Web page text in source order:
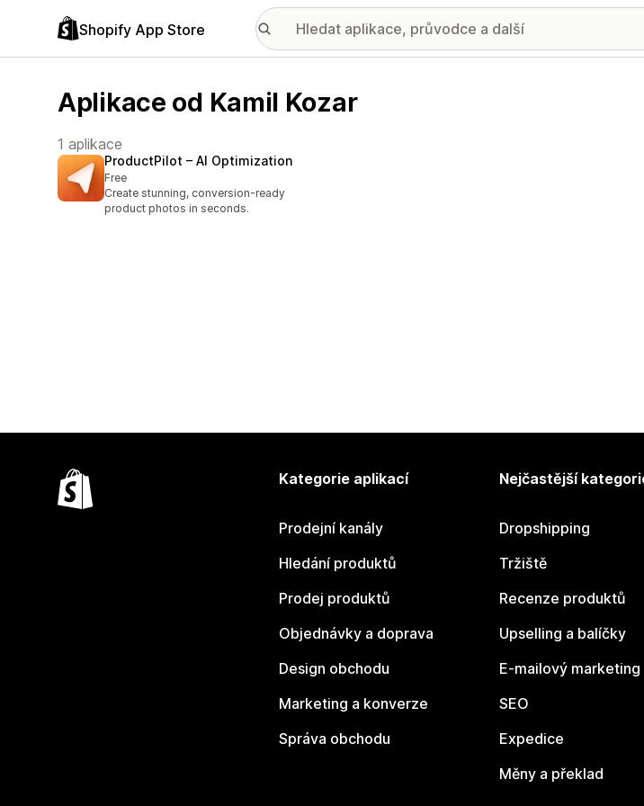
Shopify App Store
Aplikace od Kamil Kozar
1 aplikace
ProductPilot – AI Optimization
Free
Create stunning, conversion-ready
product photos in seconds.
Kategorie aplikací
Prodejní kanály
Hledání produktů
Prodej produktů
Objednávky a doprava
Design obchodu
Marketing a konverze
Správa obchodu
Nejčastější
Dropshipping
Tržiště
Recenze produktů
Upselling a balíčky
E-mailový marketing
SEO
Expedice
Měny a překlad